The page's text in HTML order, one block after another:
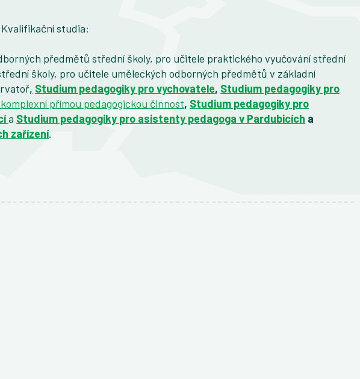
studia:
předmětů střední školy, pro učitele praktického vyučování střední
školy, pro učitele uměleckých odborných předmětů v základní
, Studium pedagogiky pro vychovatele, Studium pedagogiky pro
přímou pedagogickou činnost, Studium pedagogiky pro
a Studium pedagogiky pro asistenty pedagoga v Pardubicích a
zařízení.